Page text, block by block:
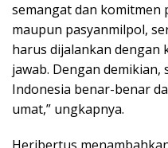
semangat dan
maupun pasyanmilpol,
harus dijalankan
jawab. Dengan demikian,
Indonesia benar-benar
umat,” ungkapnya.